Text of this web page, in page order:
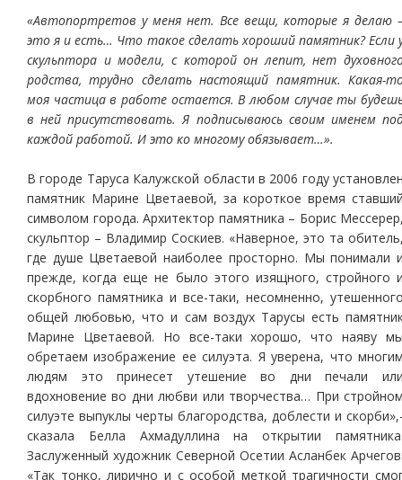
«Автопортретов у меня нет. Все вещи, которые я делаю
это я и есть… Что такое сделать хороший памятник? Если
скульптора и модели, с которой он лепит, нет
родства, трудно сделать настоящий памятник. Какая-
моя частица в работе остается. В любом случае ты
в ней присутствовать. Я подписываюсь своим именем
каждой работой. И это ко многому обязывает…».
В городе Таруса Калужской области в 2006 году
памятник Марине Цветаевой, за короткое время
символом города. Архитектор памятника – Борис
скульптор – Владимир Соскиев. «Наверное, это та
где душе Цветаевой наиболее просторно. Мы понимали
прежде, когда еще не было этого изящного, стройного
скорбного памятника и все-таки, несомненно,
общей любовью, что и сам воздух Тарусы есть
Марине Цветаевой. Но все-таки хорошо, что наяву
обретаем изображение ее силуэта. Я уверена, что
людям это принесет утешение во дни печали
вдохновение во дни любви или творчества… При
силуэте выпуклы черты благородства, доблести и
сказала Белла Ахмадуллина на открытии
Заслуженный художник Северной Осетии Асланбек
«Так тонко, лирично и с особой меткой трагичности